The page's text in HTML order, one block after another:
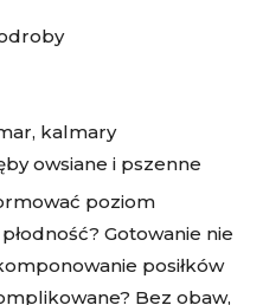
kalmary
owsiane i pszenne
poziom
Gotowanie nie
posiłków
Bez obaw,